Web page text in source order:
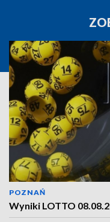
POZNAŃ
Wyniki LOTTO